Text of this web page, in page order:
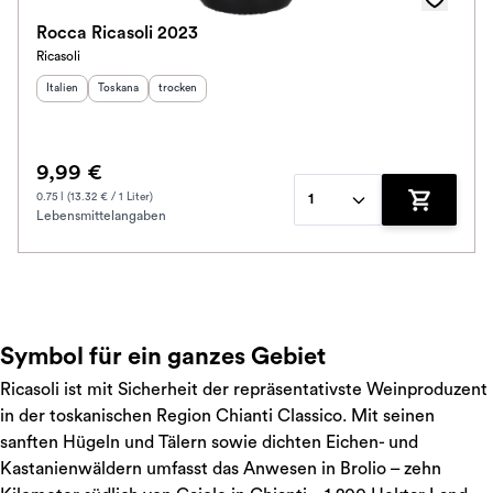
Rocca Ricasoli 2023
Ricasoli
Herkunftsland :
Italien Herkunftsregion:
Toskana Geschmack
trocken
9,99 €
0.75 l (13.32 € / 1 Liter)
Lebensmittelangaben
1
Zum
Symbol für ein ganzes Gebiet
Ricasoli ist mit Sicherheit der repräsentativste Weinproduzent
in der toskanischen Region Chianti Classico. Mit seinen
sanften Hügeln und Tälern sowie dichten Eichen- und
Kastanienwäldern umfasst das Anwesen in Brolio – zehn